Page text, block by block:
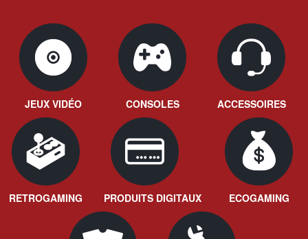
JEUX VIDÉO CONSOLES ACCESSOIRES
RETROGAMING PRODUITS DIGITAUX ECOGAMING